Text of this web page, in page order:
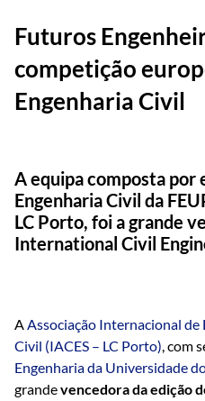
Futuros
competição
Engenharia Civil
A equipa composta por
Engenharia Civil da
LC Porto, foi a grande
International Civil
AAssociação Internacional de
Civil (IACES – LC Porto), com
Engenharia da Universidade
grandevencedora da edição